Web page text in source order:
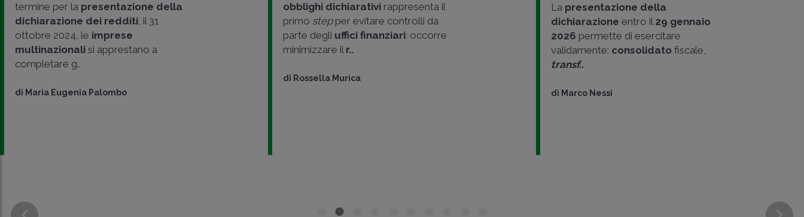
SU
termine per la presentazione della
dichiarazione dei redditi, il 31
ottobre 2024, le imprese
multinazionali si apprestano a
completare g..
di Maria Eugenia Palombo
obblighi dichiarativi rappresenta il
primo step per evitare controlli da
parte degli uffici finanziari: occorre
minimizzare il r..
di Rossella Murica
La presentazione della
dichiarazione entro il 29 gennaio
2026 permette di esercitare
validamente: consolidato fiscale,
transf..
di Marco Nessi